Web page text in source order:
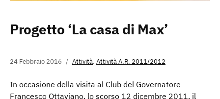
Progetto ‘La casa di Max’
24 Febbraio 2016 Attività, Attività A.R. 2011/2012
In occasione della visita al Club del Governatore
Francesco Ottaviano, lo scorso 12 dicembre 2011, il